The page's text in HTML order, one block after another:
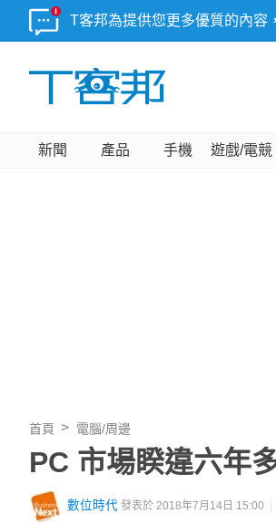
T客邦為提供您更多優質的內容
新聞 產品 手機 遊戲/電競
首頁 電腦/周邊
PC 市場睽違六年
數位時代 發表於 2018年7月14日 15:00